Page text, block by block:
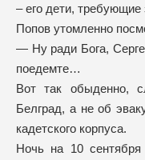
– его дети, требующие
Попов утомленно
— Ну ради Бога,
поедемте…
Вот так обыденно,
Белград, а не об
кадетского корпуса.
Ночь на 10